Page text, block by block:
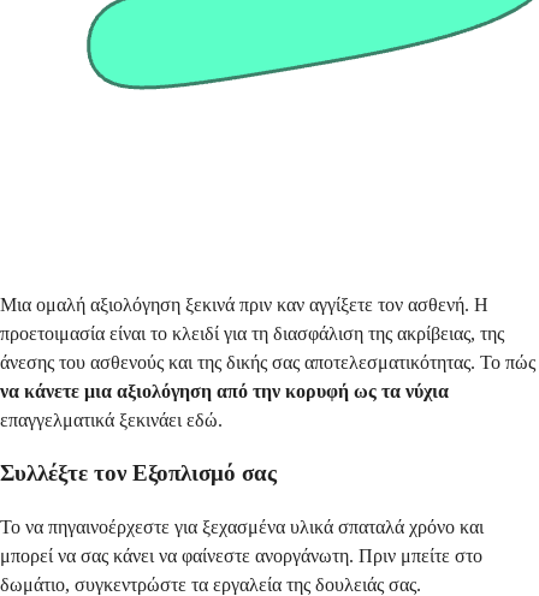
Μια ομαλή αξιολόγηση ξεκινά πριν καν αγγίξετε τον ασθενή. Η
προετοιμασία είναι το κλειδί για τη διασφάλιση της ακρίβειας, της
άνεσης του ασθενούς και της δικής σας αποτελεσματικότητας. Το πώς
να κάνετε μια αξιολόγηση από την κορυφή ως τα νύχια
επαγγελματικά ξεκινάει εδώ.
Συλλέξτε τον Εξοπλισμό σας
Το να πηγαινοέρχεστε για ξεχασμένα υλικά σπαταλά χρόνο και
μπορεί να σας κάνει να φαίνεστε ανοργάνωτη. Πριν μπείτε στο
δωμάτιο, συγκεντρώστε τα εργαλεία της δουλειάς σας.